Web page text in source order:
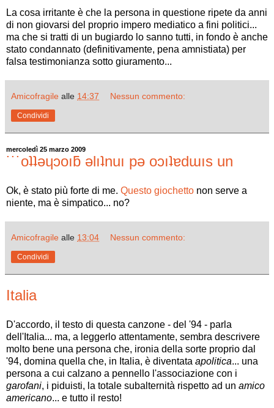
La cosa irritante è che la persona in questione ripete da anni
di non giovarsi del proprio impero mediatico a fini politici...
ma che si tratti di un bugiardo lo sanno tutti, in fondo è anche
stato condannato (definitivamente, pena amnistiata) per
falsa testimonianza sotto giuramento...
Amicofragile alle 14:37 Nessun commento:
Condividi
mercoledì 25 marzo 2009
˙˙˙oʇʇǝɥɔoıƃ ǝlıʇnuı pǝ oɔıʇɐdɯıs un
Ok, è stato più forte di me. Questo giochetto non serve a
niente, ma è simpatico... no?
Amicofragile alle 13:04 Nessun commento:
Condividi
Italia
D'accordo, il testo di questa canzone - del '94 - parla
dell'Italia... ma, a leggerlo attentamente, sembra descrivere
molto bene una persona che, ironia della sorte proprio dal
'94, domina quella che, in Italia, è diventata apolitica... una
persona a cui calzano a pennello l'associazione con i
garofani, i piduisti, la totale subalternità rispetto ad un amico
americano... e tutto il resto!